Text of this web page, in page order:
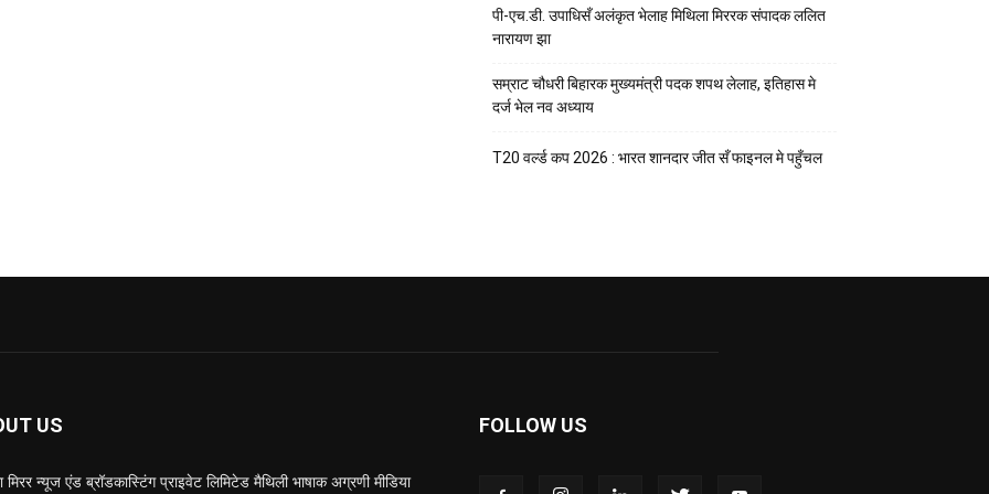
पी-एच.डी. उपाधिसँ अलंकृत भेलाह मिथिला मिररक संपादक ललित
नारायण झा
सम्राट चौधरी बिहारक मुख्यमंत्री पदक शपथ लेलाह, इतिहास मे
दर्ज भेल नव अध्याय
T20 वर्ल्ड कप 2026 : भारत शानदार जीत सँ फाइनल मे पहुँचल
US
मिरर न्यूज एंड ब्रॉडकास्टिंग प्राइवेट लिमिटेड मैथिली भाषाक अग्रणी मीडिया
FOLLOW US